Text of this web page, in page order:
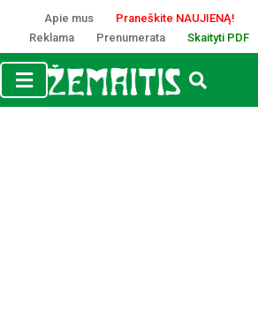
Apie mus
Praneškite NAUJIENĄ!
Reklama
Prenumerata Skaityti PDF